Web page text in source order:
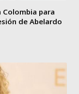
Colombia para
de Abelardo